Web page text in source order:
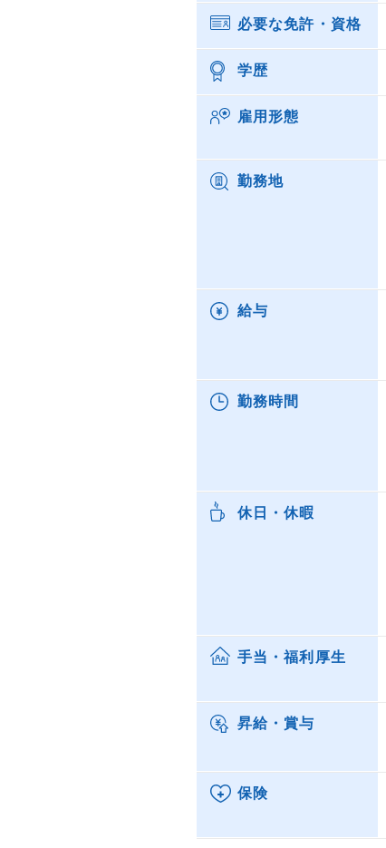
必要な免許・資格
学歴
雇用形態
勤務地
給与
勤務時間
休日・休暇
手当・福利厚生
昇給・賞与
保険